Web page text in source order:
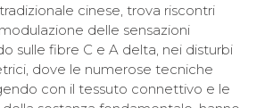
cinese, trova riscontri
delle sensazioni
sulle fibre C e A delta, nei disturbi
dove le numerose tecniche
con il tessuto connettivo e le